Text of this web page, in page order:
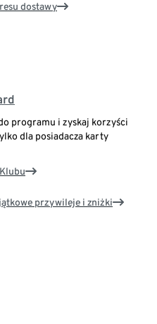
dostawy
programu i zyskaj korzyści
dla posiadacza karty
przywileje i zniżki